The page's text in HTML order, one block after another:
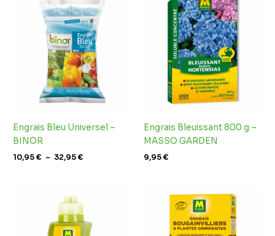
Engrais Bleu Universel –
BINOR
10,95€ – 32,95€
de
prix :
10,95 €
à
32,95 €
Engrais Bleuissant 800 g –
MASSO GARDEN
9,95€